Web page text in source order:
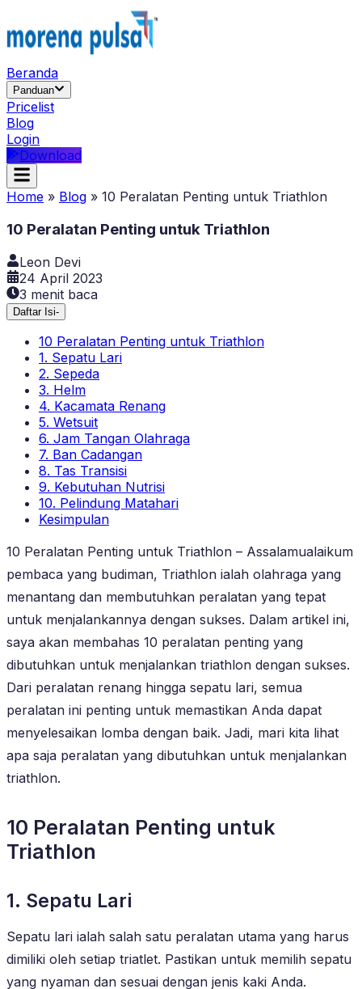
Beranda
Panduan
Pricelist
Blog
Login
Download
Home » Blog » 10 Peralatan Penting untuk Triathlon
10 Peralatan Penting untuk Triathlon
Leon Devi
24 April 2023
3 menit baca
Daftar Isi-
10 Peralatan Penting untuk Triathlon
1. Sepatu Lari
2. Sepeda
3. Helm
4. Kacamata Renang
5. Wetsuit
6. Jam Tangan Olahraga
7. Ban Cadangan
8. Tas Transisi
9. Kebutuhan Nutrisi
10. Pelindung Matahari
Kesimpulan
10 Peralatan Penting untuk Triathlon – Assalamualaikum
pembaca yang budiman, Triathlon ialah olahraga yang
menantang dan membutuhkan peralatan yang tepat
untuk menjalankannya dengan sukses. Dalam artikel ini,
saya akan membahas 10 peralatan penting yang
dibutuhkan untuk menjalankan triathlon dengan sukses.
Dari peralatan renang hingga sepatu lari, semua
peralatan ini penting untuk memastikan Anda dapat
menyelesaikan lomba dengan baik. Jadi, mari kita lihat
apa saja peralatan yang dibutuhkan untuk menjalankan
triathlon.
10 Peralatan Penting untuk
Triathlon
1. Sepatu Lari
Sepatu lari ialah salah satu peralatan utama yang harus
dimiliki oleh setiap triatlet. Pastikan untuk memilih sepatu
yang nyaman dan sesuai dengan jenis kaki Anda.